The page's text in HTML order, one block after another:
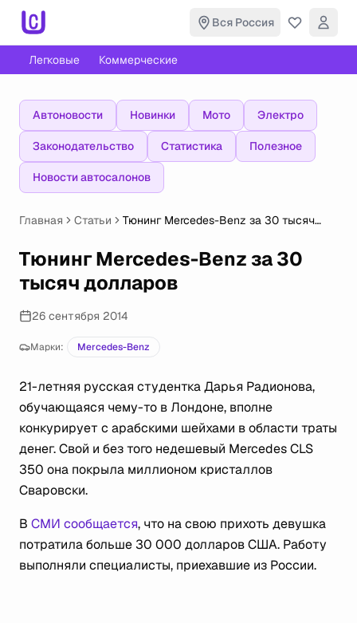
Вся Россия
Легковые Коммерческие
Автоновости Новинки Мото Электро
Законодательство Статистика Полезное
Новости автосалонов
Главная Статьи
Тюнинг Mercedes-Benz за 30 тысяч
Тюнинг Mercedes-Benz за 30
тысяч долларов
26 сентября 2014
Марки: Mercedes-Benz
21-летняя русская студентка Дарья Радионова,
обучающаяся чему-то в Лондоне, вполне
конкурирует с арабскими шейхами в области траты
денег. Свой и без того недешевый Mercedes CLS
350 она покрыла миллионом кристаллов
Сваровски.
В СМИ сообщается, что на свою прихоть девушка
потратила больше 30 000 долларов США. Работу
выполняли специалисты, приехавшие из России.